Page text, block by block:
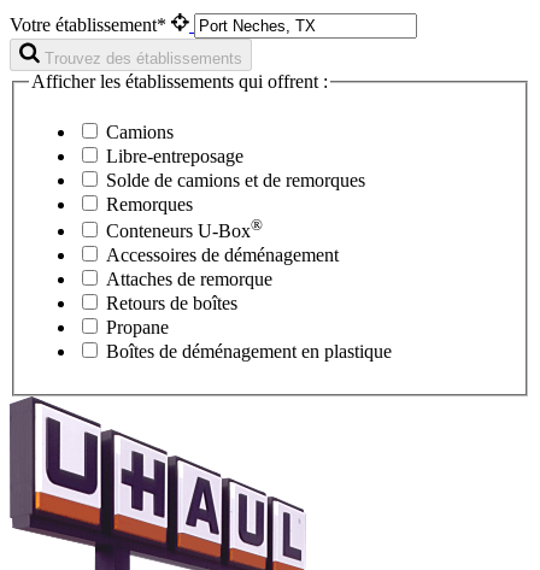
Votre établissement*
Trouvez des établissements
Afficher les établissements qui offrent :
Camions
Libre-entreposage
Solde de camions et de remorques
Remorques
Conteneurs U-Box®
Accessoires de déménagement
Attaches de remorque
Retours de boîtes
Propane
Boîtes de déménagement en plastique